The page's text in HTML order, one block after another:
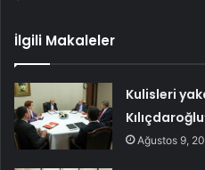
İlgili Makaleler
Kulisleri
Ağustos 9,